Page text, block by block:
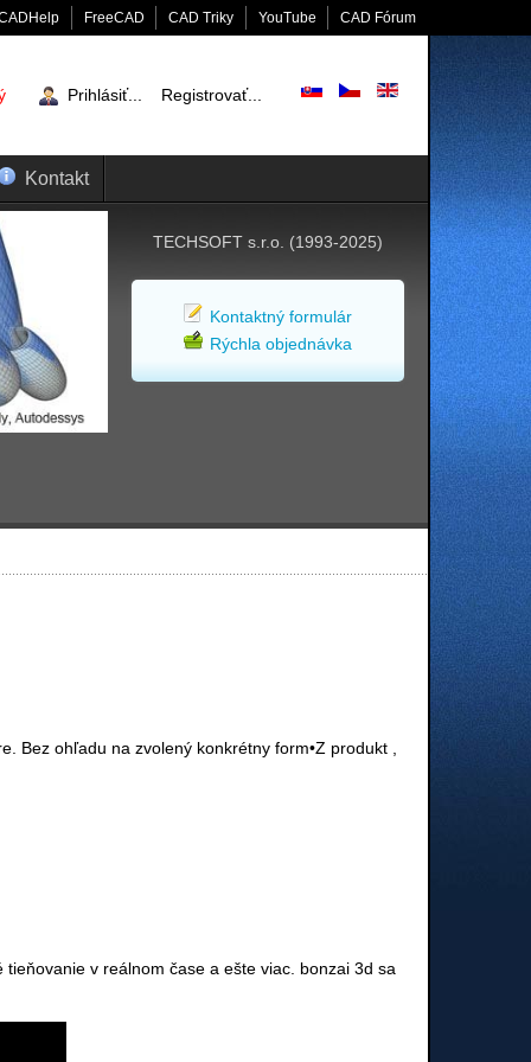
FreeCAD CAD Triky YouTube CAD Fórum
Prihlásiť... Registrovať...
Kontakt
TECHSOFT s.r.o. (1993-2025)
Kontaktný formulár
Rýchla objednávka
Bez ohľadu na zvolený konkrétny form•Z produkt ,
v reálnom čase a ešte viac. bonzai 3d sa